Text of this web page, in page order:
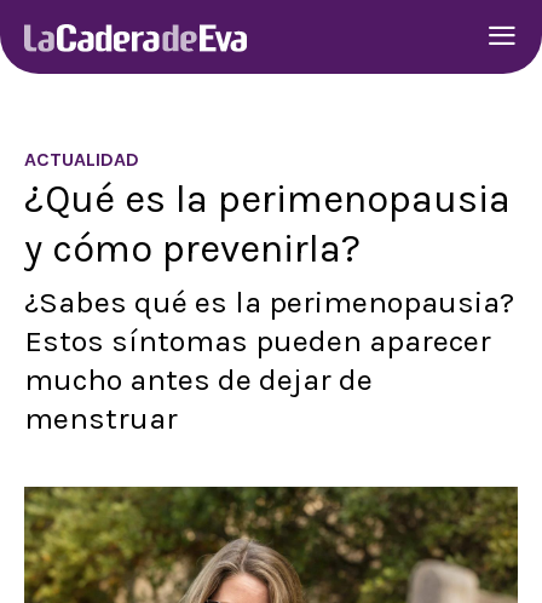
ACTUALIDAD
¿Qué es la perimenopausia
y cómo prevenirla?
¿Sabes qué es la perimenopausia?
Estos síntomas pueden aparecer
mucho antes de dejar de
menstruar